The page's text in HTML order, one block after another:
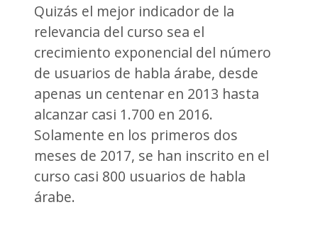
Quizás el mejor indicador de la
relevancia del curso sea el
crecimiento exponencial del número
de usuarios de habla árabe, desde
apenas un centenar en 2013 hasta
alcanzar casi 1.700 en 2016.
Solamente en los primeros dos
meses de 2017, se han inscrito en el
curso casi 800 usuarios de habla
árabe.